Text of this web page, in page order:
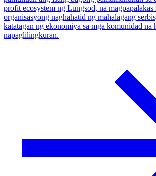
profit ecosystem ng Lungsod, na magpapalakas
organisasyong naghahatid ng mahalagang
katatagan ng ekonomiya sa mga komunidad na
napaglilingkuran.